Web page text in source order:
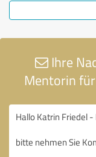
Ihre
Mentorin